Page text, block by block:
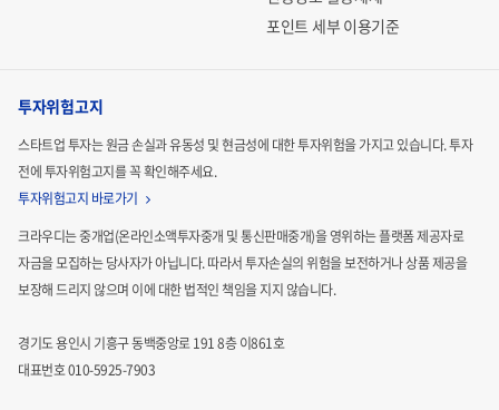
포인트 세부 이용기준
투자위험고지
스타트업 투자는 원금 손실과 유동성 및 현금성에 대한 투자위험을 가지고 있습니다.투자
전에 투자위험고지를 꼭 확인해주세요.
투자위험고지 바로가기
크라우디는 중개업(온라인소액투자중개 및 통신판매중개)을 영위하는 플랫폼 제공자로
자금을 모집하는당사자가 아닙니다. 따라서 투자손실의 위험을 보전하거나 상품 제공을
보장해 드리지 않으며 이에 대한 법적인 책임을 지지 않습니다.
경기도 용인시 기흥구 동백중앙로 191 8층 이861호
대표번호 010-5925-7903